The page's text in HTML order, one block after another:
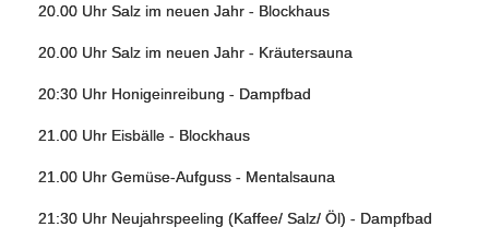
20.00 Uhr Salz im neuen Jahr - Blockhaus
20.00 Uhr Salz im neuen Jahr - Kräutersauna
20:30 Uhr Honigeinreibung - Dampfbad
21.00 Uhr Eisbälle - Blockhaus
21.00 Uhr Gemüse-Aufguss - Mentalsauna
21:30 Uhr Neujahrspeeling (Kaffee/ Salz/ Öl) - Dampfbad